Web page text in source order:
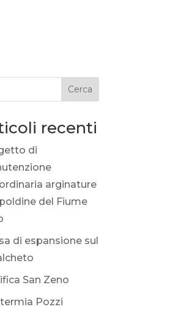
Cerca
recenti
di
arginature
del Fiume
di espansione sul
San Zeno
Pozzi